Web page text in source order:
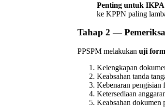
Penting untuk
ke KPPN paling
Tahap 2 —
PPSPM melakukan uji
Kelengkapan
Keabsahan tanda
Kebenaran pengisian
Ketersediaan
Keabsahan dokumen